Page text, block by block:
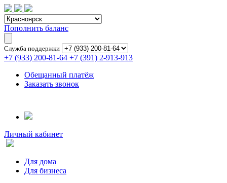
Пополнить баланс
Служба поддержки
+7 (933) 200-81-64 +7 (391) 2-913-913
Обещанный платёж
Заказать звонок
Личный кабинет
Для дома
Для бизнеса